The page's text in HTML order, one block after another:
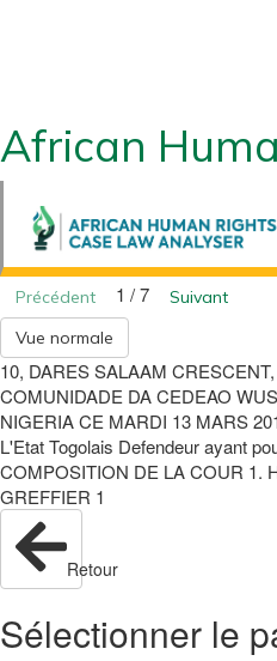
African
Précédent 1 / 7
Suivant
Vue normale
10, DARES SALAAM
COMUNIDADE DA CEDEAO
NIGERIA CE MARDI 13 MARS
L'Etat Togolais Defendeur ayant
COMPOSITION DE LA COUR 1.
GREFFIER 1
Retour
Sélectionner le